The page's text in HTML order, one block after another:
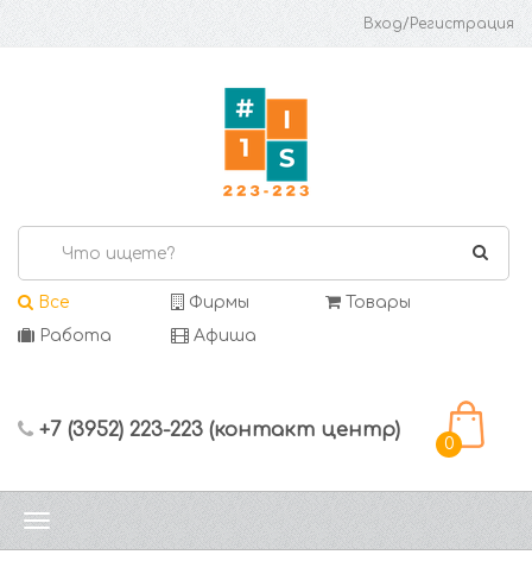
Вход/Регистрация
Все Фирмы
Товары
Работа
Афиша
+7 (3952) 223-223 (контакт центр)
0